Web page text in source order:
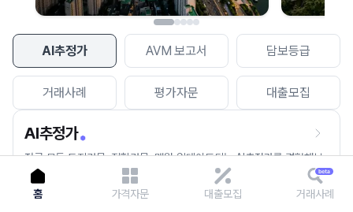
AI추정가 AVM 보고서 담보등급
거래사례 평가자문 대출모집
AI추정가
전국 모든 토지건물, 집합건물, 매월 업데이트되는 AI추정가를 경험해보
세요.
홈 가격자문 대출모집 거래사례